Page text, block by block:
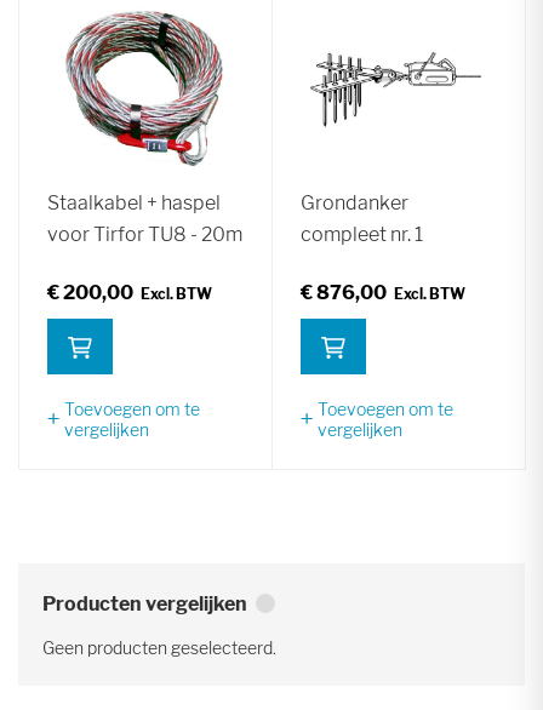
Staalkabel + haspel
voor Tirfor TU8 - 20m
€ 200,00
Toevoegen om te
vergelijken
Grondanker
compleet nr. 1
€ 876,00
Toevoegen om te
vergelijken
Producten vergelijken
Geen producten geselecteerd.